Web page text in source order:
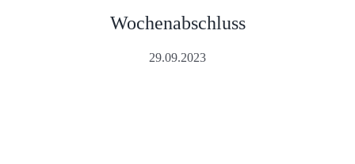
Wochenabschluss
29.09.2023